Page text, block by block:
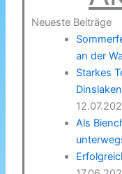
Neueste Beiträge
an der
Starkes
Als